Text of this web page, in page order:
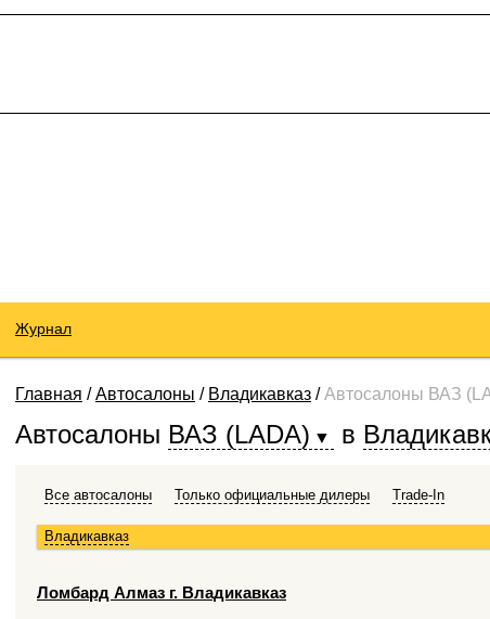
Журнал
Главная /Автосалоны / Владикавказ /Автосалоны ВАЗ
Автосалоны ВАЗ (LADA) в
Все автосалоны Только официальные дилеры Trade-In
Владикавказ
Ломбард Алмаз г. Владикавказ